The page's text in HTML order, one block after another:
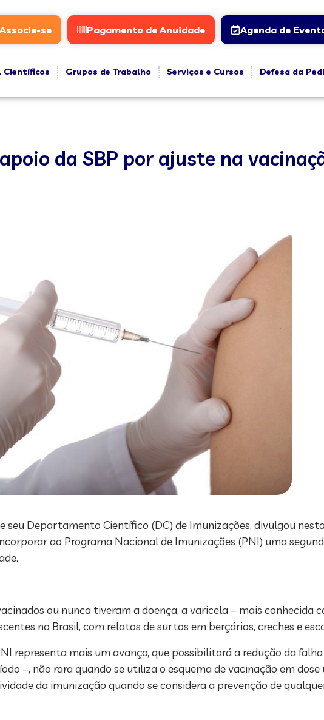
se Pagamento de Anuidade Agenda de
Científicos Grupos de Trabalho Serviços e Cursos
Defesa da
da SBP por ajuste na
seu Departamento Científico (DC) de Imunizações, divulgou
ao Programa Nacional de Imunizações (PNI) uma
ou nunca tiveram a doença, a varicela – mais conhecida
no Brasil, com relatos de surtos em berçários, creches e
representa mais um avanço, que possibilitará a redução da
–, não rara quando se utiliza o esquema de vacinação em dose
da imunização quando se considera a prevenção de